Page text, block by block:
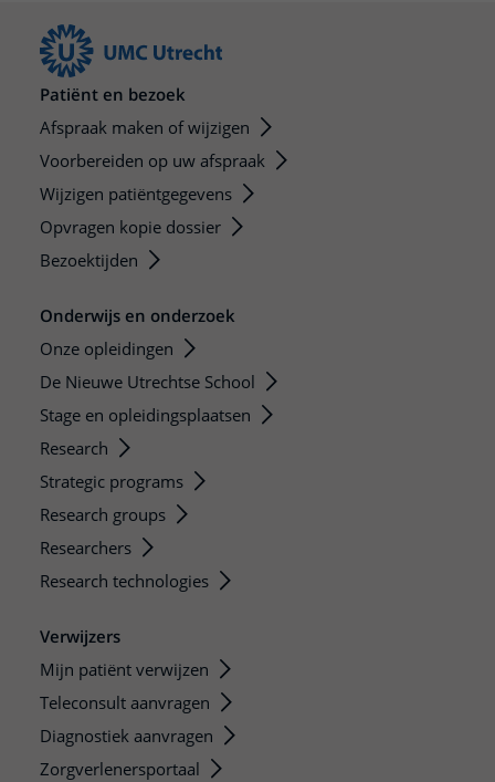
Patiënt en bezoek
Afspraak maken of wijzigen
Voorbereiden op uw afspraak
Wijzigen patiëntgegevens
Opvragen kopie dossier
Bezoektijden
Onderwijs en onderzoek
Onze opleidingen
De Nieuwe Utrechtse School
Stage en opleidingsplaatsen
Research
Strategic programs
Research groups
Researchers
Research technologies
Verwijzers
Mijn patiënt verwijzen
Teleconsult aanvragen
Diagnostiek aanvragen
Zorgverlenersportaal